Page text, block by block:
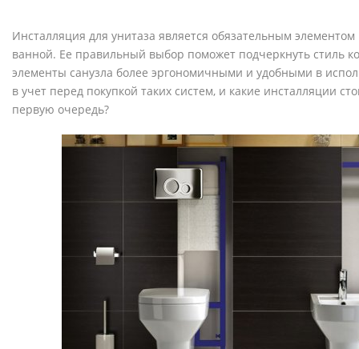
Инсталляция для унитаза является обязательным
ванной. Ее правильный выбор поможет подчеркнуть стиль
элементы санузла более эргономичными и удобными в
в учет перед покупкой таких систем, и какие инсталляции
первую очередь?